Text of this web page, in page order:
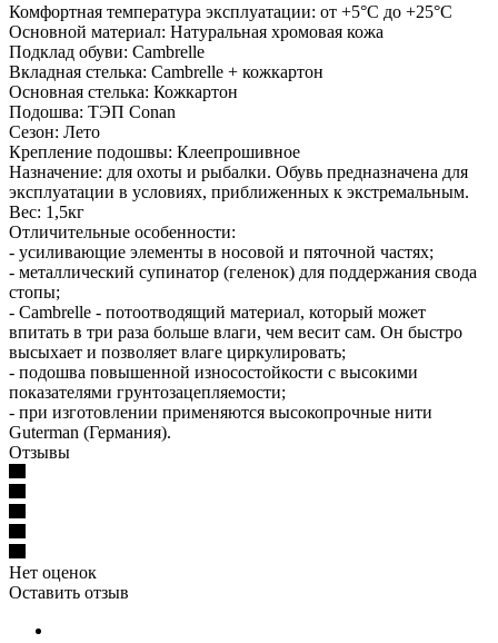
Комфортная температура эксплуатации: от +5°С до +25°С
Основной материал: Натуральная хромовая кожа
Подклад обуви: Cambrelle
Вкладная стелька: Cambrelle + кожкартон
Основная стелька: Кожкартон
Подошва: ТЭП Conan
Сезон: Лето
Крепление подошвы: Клеепрошивное
Назначение: для охоты и рыбалки. Обувь предназначена для
эксплуатации в условиях, приближенных к экстремальным.
Вес: 1,5кг
Отличительные особенности:
- усиливающие элементы в носовой и пяточной частях;
- металлический супинатор (геленок) для поддержания свода
стопы;
- Cambrelle - потоотводящий материал, который может
впитать в три раза больше влаги, чем весит сам. Он быстро
высыхает и позволяет влаге циркулировать;
- подошва повышенной износостойкости с высокими
показателями грунтозацепляемости;
- при изготовлении применяются высокопрочные нити
Guterman (Германия).
Отзывы
Нет оценок
Оставить отзыв